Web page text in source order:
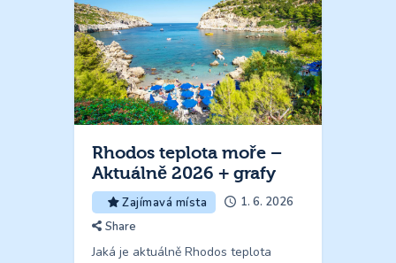
Rhodos teplota moře –
Aktuálně 2026 + grafy
Zajímavá místa
1. 6. 2026
Share
Jaká je aktuálně Rhodos teplota